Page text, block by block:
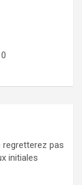
0
regretterez pas
initiales